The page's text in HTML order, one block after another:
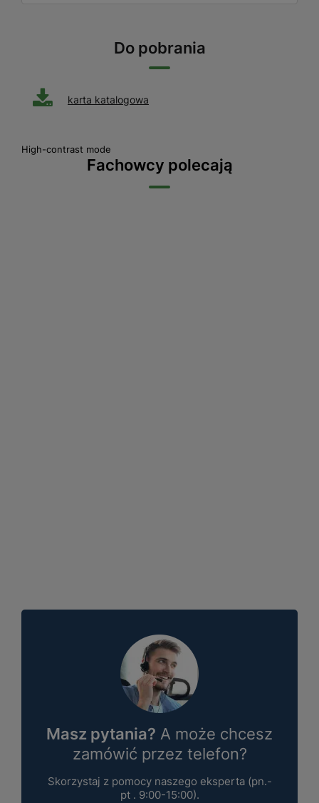
Do pobrania
karta katalogowa
High-contrast mode
Fachowcy polecają
Masz pytania? A może chcesz
zamówić przez telefon?
Skorzystaj z pomocy naszego eksperta (pn.-
pt . 9:00-15:00).